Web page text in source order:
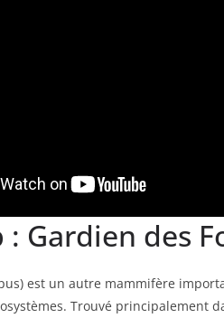
: Gardien des
est un autre mammifère
Trouvé principalement